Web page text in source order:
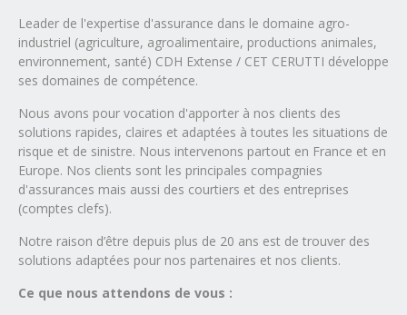
Leader de l'expertise d'assurance dans le domaine agro-
industriel (agriculture, agroalimentaire, productions animales,
environnement, santé) CDH Extense / CET CERUTTI développe
ses domaines de compétence.
Nous avons pour vocation d'apporter à nos clients des
solutions rapides, claires et adaptées à toutes les situations de
risque et de sinistre. Nous intervenons partout en France et en
Europe. Nos clients sont les principales compagnies
d'assurances mais aussi des courtiers et des entreprises
(comptes clefs).
Notre raison d’être depuis plus de 20 ans est de trouver des
solutions adaptées pour nos partenaires et nos clients.
Ce que nous attendons de vous :